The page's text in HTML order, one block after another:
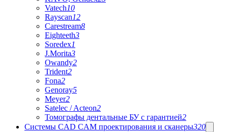
Vatech10
Rayscan12
Carestream8
Eighteeth3
Soredex1
J.Morita3
Owandy2
Trident2
Fona2
Genoray5
Meyer2
Satelec / Acteon2
Томографы дентальные БУ с гарантией2
Системы CAD CAM проектирования и сканеры320